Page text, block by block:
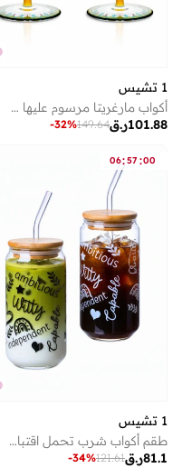
1 تشيس
أكواب مارغريتا مرسوم عليها يدويًا من المجموعة المغربية، بتصميم زهر البرتقال، سعة 270 مل، طقم من قطعتين، أكواب كوكتيل مزخرفة مصنوعة يدويًا، أكواب ديكور فريدة لطاولة المطبخ
ر.ق101.88
149.64
-32%
06:57 :00
1 تشيس
طقم أكواب شرب تحمل اقتباسات إيجابية - عبوة من قطعتين، كل قطعة 550 مل، مصنوعة من زجاج البوروسيليكات، مع غطاء من الخيزران وماصة قابلة لإعادة الاستخدام - مقاومة للانسكاب وصديقة للبيئة
ر.ق81.1
121.61
-34%